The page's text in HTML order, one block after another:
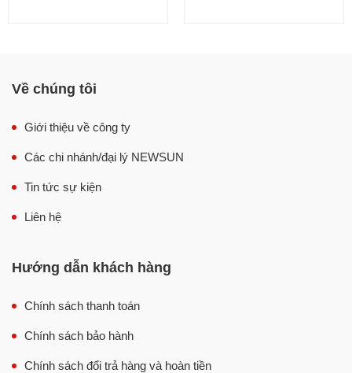
Ruốc bông tơi, không bị vụn nát, đảm bảo vệ sinh
Đánh bông tơi nhiều loại ruốc, xay đa năng nguyên
liệu
Về chúng tôi
Giới thiệu về công ty
Các chi nhánh/đại lý NEWSUN
Tin tức sự kiện
Liên hệ
Hướng dẫn khách hàng
Chính sách thanh toán
Chính sách bảo hành
Chính sách đổi trả hàng và hoàn tiền